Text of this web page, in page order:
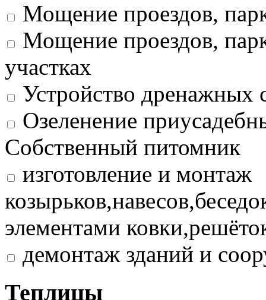
Мощение проездов,
Мощение проездов,
участках
Устройство дренажных
Озеленение
Собственный питомник
изготовление и монтаж
элементами
демонтаж зданий и
Теплицы